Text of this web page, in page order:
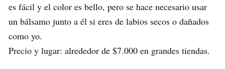
es fácil y el color es bello, pero se hace necesario usar
un bálsamo junto a él si eres de labios secos o dañados
como yo.
Precio y lugar: alrededor de $7.000 en grandes tiendas.